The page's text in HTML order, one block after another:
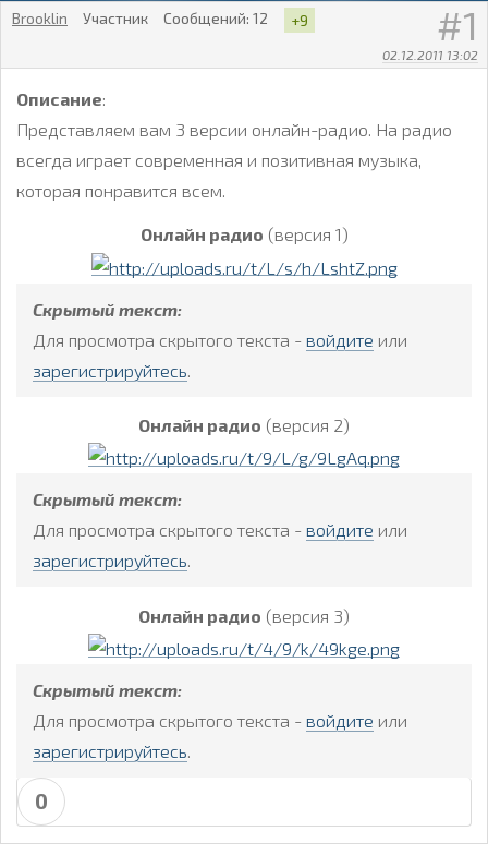
1
02.12.2011 13:02
Brooklin Участник Сообщений: 12 +9
Описание:
Представляем вам 3 версии онлайн-радио. На радио
всегда играет современная и позитивная музыка,
которая понравится всем.
Онлайн радио (версия 1)
Скрытый текст:
Для просмотра скрытого текста - войдите или
зарегистрируйтесь
Онлайн радио (версия 2)
Скрытый текст:
Для просмотра скрытого текста - войдите или
зарегистрируйтесь.
Онлайн радио (версия 3)
Скрытый текст:
Для просмотра скрытого текста - войдите или
зарегистрируйтесь.
0